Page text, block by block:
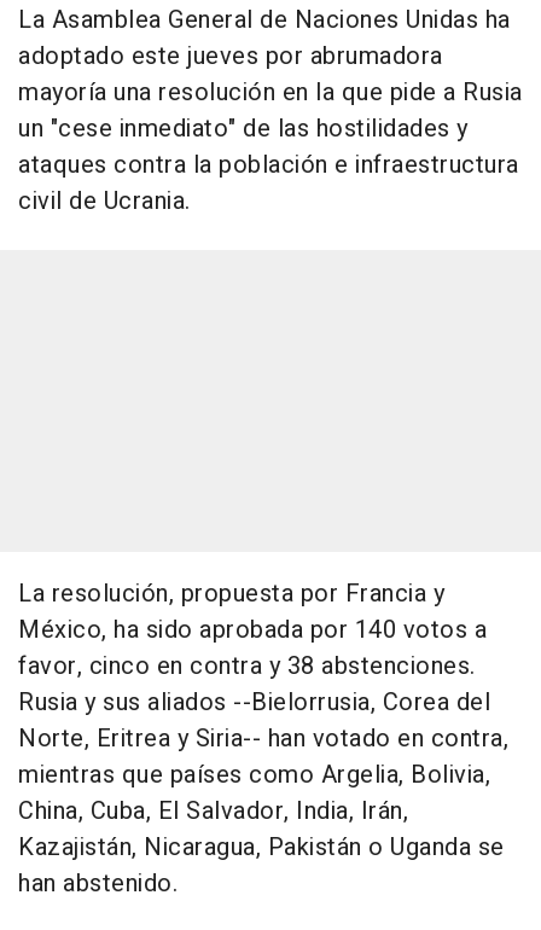
La Asamblea General de Naciones Unidas ha
adoptado este jueves por abrumadora
mayoría una resolución en la que pide a Rusia
un "cese inmediato" de las hostilidades y
ataques contra la población e infraestructura
civil de Ucrania.
La resolución, propuesta por Francia y
México, ha sido aprobada por 140 votos a
favor, cinco en contra y 38 abstenciones.
Rusia y sus aliados --Bielorrusia, Corea del
Norte, Eritrea y Siria-- han votado en contra,
mientras que países como Argelia, Bolivia,
China, Cuba, El Salvador, India, Irán,
Kazajistán, Nicaragua, Pakistán o Uganda se
han abstenido.